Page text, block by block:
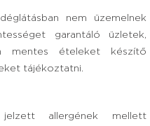
nem üzemelnek
garantáló üzletek,
mentes ételeket készítő
tájékoztatni.
allergének mellett